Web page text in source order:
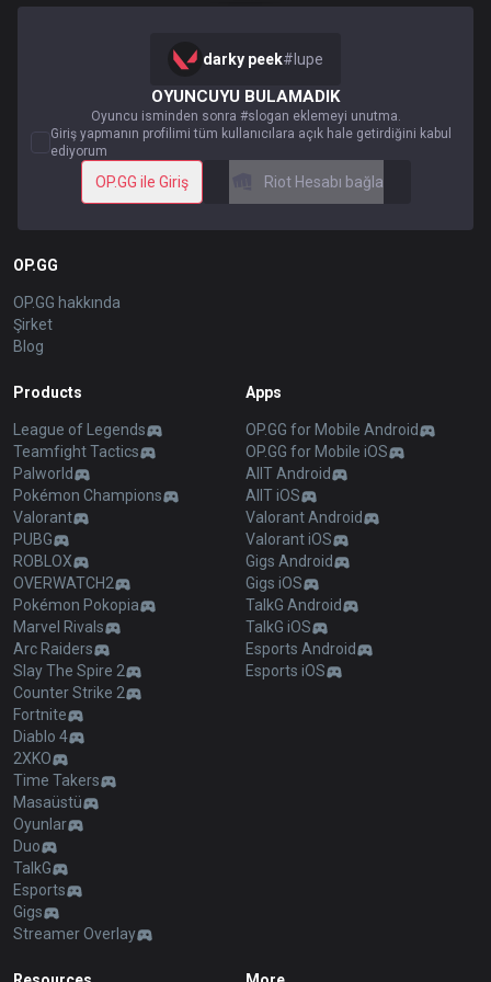
darky peek# lupe
OYUNCUYU BULAMADIK
Oyuncu isminden sonra #slogan eklemeyi unutma.
Giriş yapmanın profilimi tüm kullanıcılara açık hale getirdiğini kabul
ediyorum
OP.GG ile Giriş Riot Hesabı bağla
OP.GG
OP.GG hakkında
Şirket
Blog
Products
League of Legends
Teamfight Tactics
Palworld
Pokémon Champions
Valorant
PUBG
ROBLOX
OVERWATCH2
Pokémon Pokopia
Marvel Rivals
Arc Raiders
Slay The Spire 2
Counter Strike 2
Fortnite
Diablo 4
2XKO
Time Takers
Masaüstü
Oyunlar
Duo
TalkG
Esports
Gigs
Streamer Overlay
Apps
OP.GG for Mobile Android
OP.GG for Mobile iOS
AllT Android
AllT iOS
Valorant Android
Valorant iOS
Gigs Android
Gigs iOS
TalkG Android
TalkG iOS
Esports Android
Esports iOS